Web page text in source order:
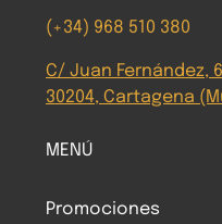
(+34) 968 510 380
C/ Juan Fernández,
30204, Cartagena
MENÚ
Promociones